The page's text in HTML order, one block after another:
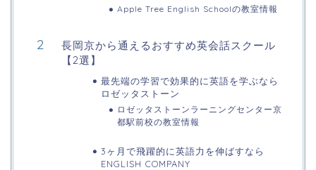
Apple Tree English Schoolの教室情報
長岡京から通えるおすすめ英会話スクール
【2選】
最先端の学習で効果的に英語を学ぶなら
ロゼッタストーン
ロゼッタストーンラーニングセンター京
都駅前校の教室情報
3ヶ月で飛躍的に英語力を伸ばすなら
ENGLISH COMPANY